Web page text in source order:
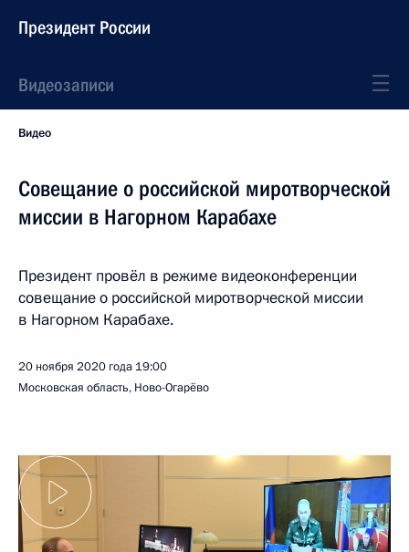
Президент России
Видеозаписи
Видео
Совещание о российской миротворческой
миссии в Нагорном Карабахе
Президент провёл в режиме видеоконференции
совещание о российской миротворческой миссии
в Нагорном Карабахе.
20 ноября 2020 года 19:00
Московская область, Ново-Огарёво